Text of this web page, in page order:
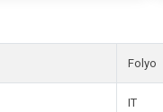
Folyo
IT